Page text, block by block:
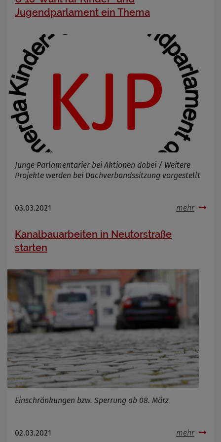
Jugendparlament ein Thema
Junge Parlamentarier bei Aktionen dabei / Weitere
Projekte werden bei Dachverbandssitzung vorgestellt
03.03.2021 mehr
Kanalbauarbeiten in Neutorstraße
starten
Einschränkungen bzw. Sperrung ab 08. März
02.03.2021 mehr